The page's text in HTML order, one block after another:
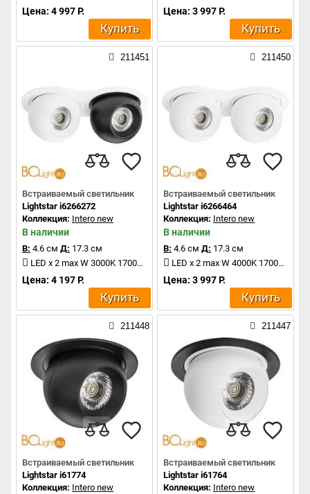
Цена: 4 997 Р.
Купить
Цена: 3 997 Р.
Купить
211451
Встраиваемый светильник
Lightstar i6266272
Коллекция: Intero new
В наличии
В: 4.6 см Д: 17.3 см
LED x 2 max W 3000K 1700Lm
Цена: 4 197 Р.
Купить
211450
Встраиваемый светильник
Lightstar i6266464
Коллекция: Intero new
В наличии
В: 4.6 см Д: 17.3 см
LED x 2 max W 4000K 1700Lm
Цена: 3 997 Р.
Купить
211448
Встраиваемый светильник
Lightstar i61774
Коллекция: Intero new
211447
Встраиваемый светильник
Lightstar i61764
Коллекция: Intero new